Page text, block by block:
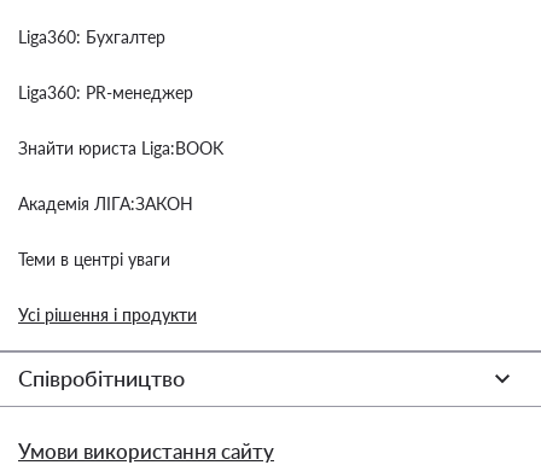
Liga360: Бухгалтер
Liga360: PR-менеджер
Знайти юриста Liga:BOOK
Академія ЛІГА:ЗАКОН
Теми в центрі уваги
Усі рішення і продукти
Співробітництво
Умови використання сайту